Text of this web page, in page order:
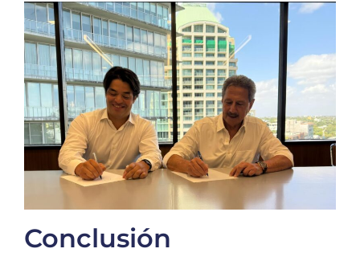
Conclusión